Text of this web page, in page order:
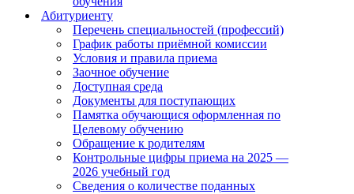
Абитуриенту
Перечень специальностей (профессий)
График работы приёмной комиссии
Условия и правила приема
Заочное обучение
Доступная среда
Документы для поступающих
Памятка обучающися оформленная по
Целевому обучению
Обращение к родителям
Контрольные цифры приема на 2025 —
2026 учебный год
Сведения о количестве поданных